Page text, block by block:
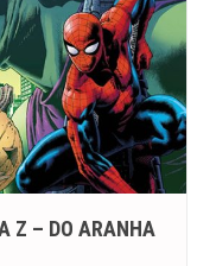
Z – DO ARANHA